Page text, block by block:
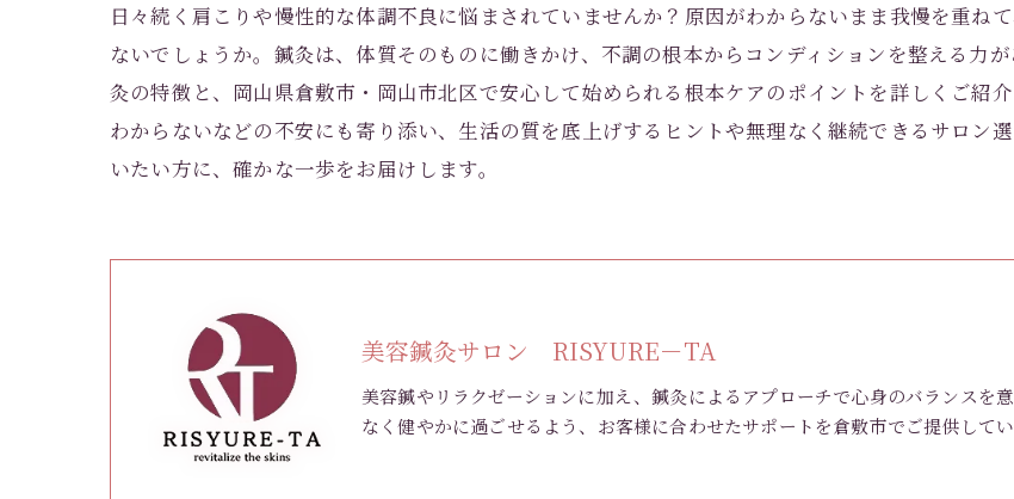
日々続く肩こりや慢性的な体調不良に悩まされていませんか？原因がわからないまま我慢を重ね
ないでしょうか。鍼灸は、体質そのものに働きかけ、不調の根本からコンディションを整える力
灸の特徴と、岡山県倉敷市・岡山市北区で安心して始められる根本ケアのポイントを詳しくご紹
わからないなどの不安にも寄り添い、生活の質を底上げするヒントや無理なく継続できるサロン
いたい方に、確かな一歩をお届けします。
美容鍼灸サロン RISYURE－TA
美容鍼やリラクゼーションに加え、鍼灸によるアプローチで心身のバランスを
なく健やかに過ごせるよう、お客様に合わせたサポートを倉敷市でご提供してい